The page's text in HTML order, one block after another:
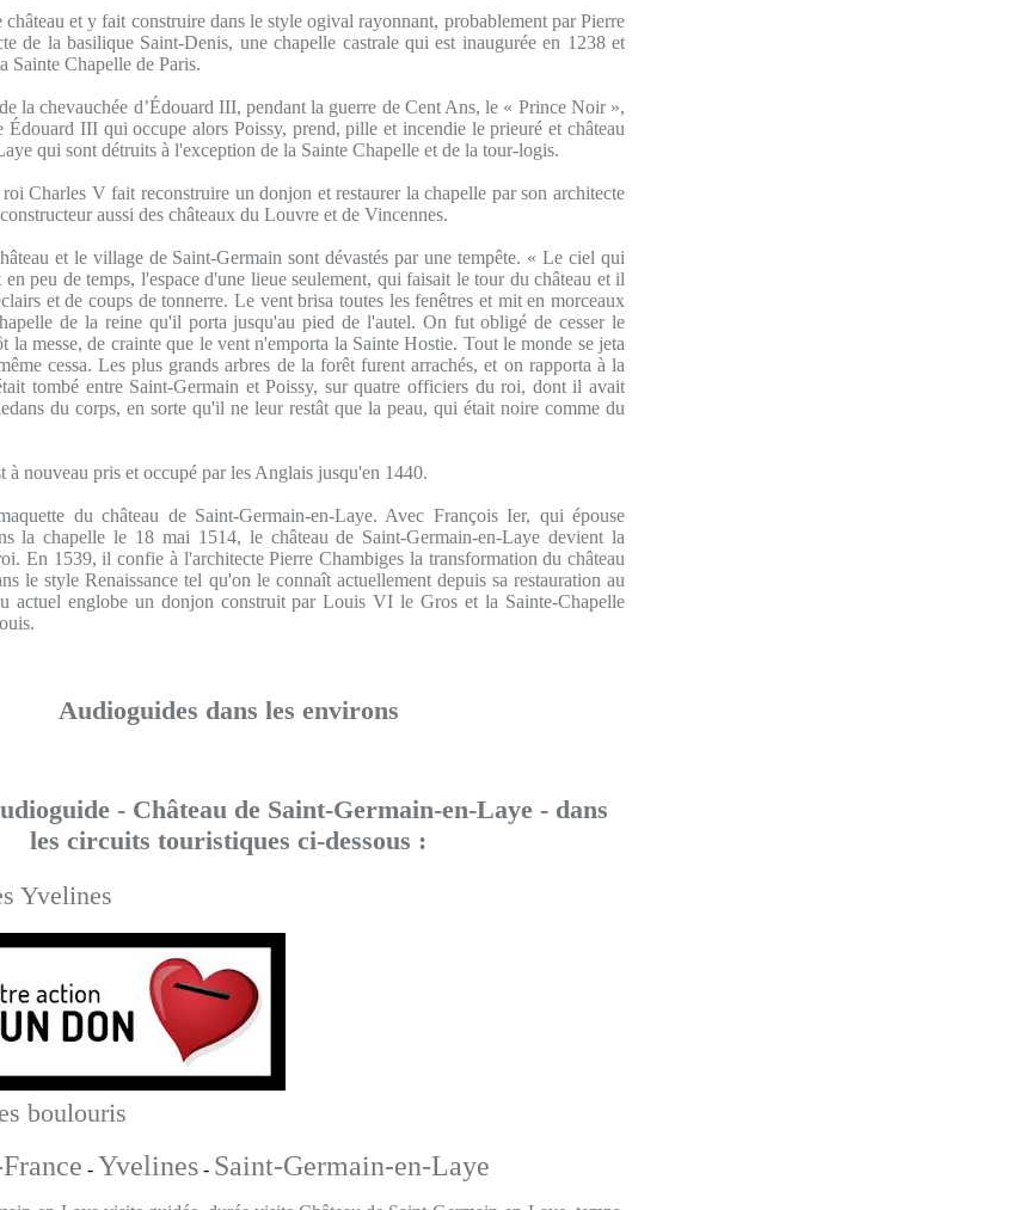
et y fait construire dans le style ogival rayonnant, probablement par Pierre
de la basilique Saint-Denis, une chapelle castrale qui est inaugurée en 1238 et
Sainte Chapelle de Paris.
la chevauchée d’Édouard III, pendant la guerre de Cent Ans, le « Prince Noir »,
III qui occupe alors Poissy, prend, pille et incendie le prieuré et château
qui sont détruits à l'exception de la Sainte Chapelle et de la tour-logis.
Charles V fait reconstruire un donjon et restaurer la chapelle par son architecte
aussi des châteaux du Louvre et de Vincennes.
et le village de Saint-Germain sont dévastés par une tempête. « Le ciel qui
en peu de temps, l'espace d'une lieue seulement, qui faisait le tour du château et il
et de coups de tonnerre. Le vent brisa toutes les fenêtres et mit en morceaux
de la reine qu'il porta jusqu'au pied de l'autel. On fut obligé de cesser le
la messe, de crainte que le vent n'emporta la Sainte Hostie. Tout le monde se jeta
cessa. Les plus grands arbres de la forêt furent arrachés, et on rapporta à la
tombé entre Saint-Germain et Poissy, sur quatre officiers du roi, dont il avait
du corps, en sorte qu'il ne leur restât que la peau, qui était noire comme du
à nouveau pris et occupé par les Anglais jusqu'en 1440.
du château de Saint-Germain-en-Laye. Avec François Ier, qui épouse
la chapelle le 18 mai 1514, le château de Saint-Germain-en-Laye devient la
En 1539, il confie à l'architecte Pierre Chambiges la transformation du château
le style Renaissance tel qu'on le connaît actuellement depuis sa restauration au
actuel englobe un donjon construit par Louis VI le Gros et la Sainte-Chapelle
Audioguides dans les environs
- Château de Saint-Germain-en-Laye - dans
les circuits touristiques ci-dessous :
Yvelines
boulouris
- Yvelines - Saint-Germain-en-Laye